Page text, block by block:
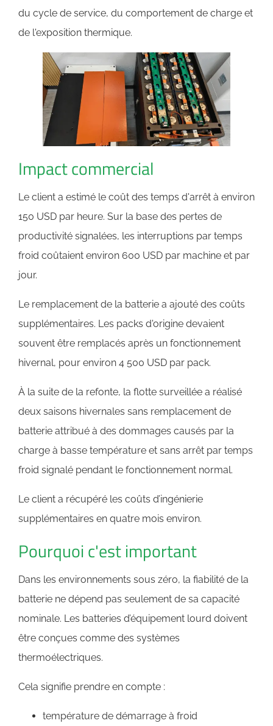
du cycle de service, du comportement de charge et
de l'exposition thermique.
Impact commercial
Le client a estimé le coût des temps d'arrêt à environ
150 USD par heure. Sur la base des pertes de
productivité signalées, les interruptions par temps
froid coûtaient environ 600 USD par machine et par
jour.
Le remplacement de la batterie a ajouté des coûts
supplémentaires. Les packs d'origine devaient
souvent être remplacés après un fonctionnement
hivernal, pour environ 4 500 USD par pack.
À la suite de la refonte, la flotte surveillée a réalisé
deux saisons hivernales sans remplacement de
batterie attribué à des dommages causés par la
charge à basse température et sans arrêt par temps
froid signalé pendant le fonctionnement normal.
Le client a récupéré les coûts d’ingénierie
supplémentaires en quatre mois environ.
Pourquoi c'est important
Dans les environnements sous zéro, la fiabilité de la
batterie ne dépend pas seulement de sa capacité
nominale. Les batteries d’équipement lourd doivent
être conçues comme des systèmes
thermoélectriques.
Cela signifie prendre en compte :
température de démarrage à froid